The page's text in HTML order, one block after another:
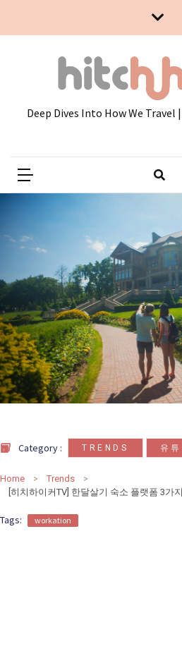
카
테
고
Deep Dives Into How We
Category : TRENDS 유튜
Home
Trends
[히치하이커TV] 한달살기 숙소 플랫폼 3가
Tags: workation